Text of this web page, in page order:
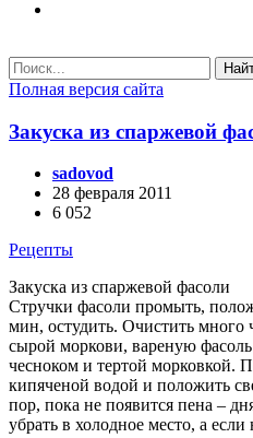
Полная версия сайта
Закуска из спаржевой
sadovod
28 февраля 2011
6 052
Рецепты
Закуска из спаржевой фасоли
Стручки фасоли промыть,
мин, остудить. Очистить много
сырой моркови, вареную
чесноком и тертой морковкой.
кипяченой водой и положить
пор, пока не появится пена –
убрать в холодное место, а